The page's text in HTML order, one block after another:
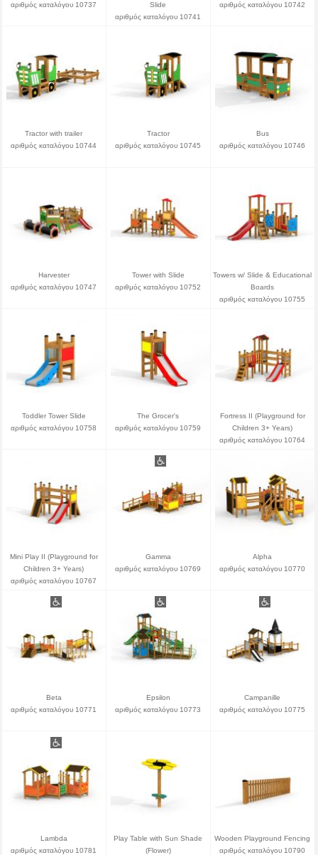
αριθμός καταλόγου 10737
Slide
αριθμός καταλόγου 10741
αριθμός καταλόγου 10742
Tractor with trailer
αριθμός καταλόγου 10744
Tractor
αριθμός καταλόγου 10745
Bus
αριθμός καταλόγου 10746
Harvester
αριθμός καταλόγου 10747
Tower with Slide
αριθμός καταλόγου 10752
Towers w/ Slide & Educational
Boards
αριθμός καταλόγου 10755
Toddler Tower Slide
αριθμός καταλόγου 10758
The Grocer's
αριθμός καταλόγου 10759
Fortress II (Playground for
Children 3+ Years)
αριθμός καταλόγου 10764
Mini Play II (Playground for
Children 3+ Years)
αριθμός καταλόγου 10767
Gamma
αριθμός καταλόγου 10769
Alpha
αριθμός καταλόγου 10770
Beta
αριθμός καταλόγου 10771
Epsilon
αριθμός καταλόγου 10773
Campanille
αριθμός καταλόγου 10775
Lambda
αριθμός καταλόγου 10781
Play Table with Sun Shade
(Flower)
Wooden Playground Fencing
αριθμός καταλόγου 10790